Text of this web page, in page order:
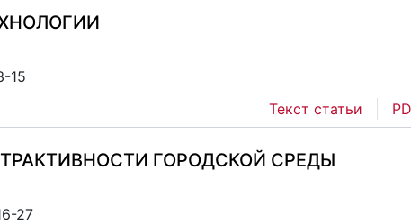
15
Текст статьи
ГОРОДСКОЙ СРЕДЫ
27